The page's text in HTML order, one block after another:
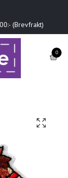
(Brevfrakt)
0